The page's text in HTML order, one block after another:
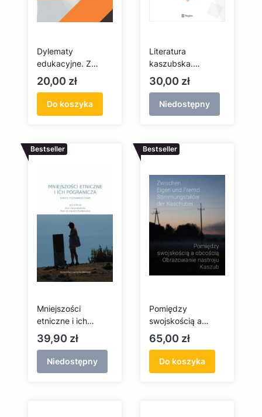
Dylematy
edukacyjne. Z
Kaszubami i
Pomorzem na
pierwszym planie
Cena
20,00 zł
Do koszyka
Literatura
kaszubska.
Kaszubi w dziejach
Pomorza.
Konteksty
edukacyjne
Cena
30,00 zł
Niedostępny
Bestseller
Mniejszości
etniczne i ich
pogranicza. Szkice
tożsamościowe
Cena
39,90 zł
Niedostępny
Bestseller
Pomiędzy
swojskością a
obcością.
Obrazowanie
nastroju Kaszub /
Zwischen Eigen
Cena
65,00 zł
Do koszyka